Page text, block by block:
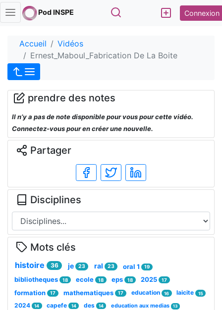
Pod INSPE Rechercher Connexion
Accueil
Vidéos
Ernest_Maboul_Fabrication De La Boite
prendre des notes
Il n’y a pas de note disponible pour vous pour cette vidéo.
Connectez-vous pour en créer une nouvelle.
Partager
Disciplines
Mots clés
histoire 36 je 23 ral 23 oral 1 19
bibliotheques 18 ecole 18 eps 18 2025 17
formation 17 mathematiques 17 education 16 laicite 15
2024 14 capefe 14 des 14 education aux medias 13